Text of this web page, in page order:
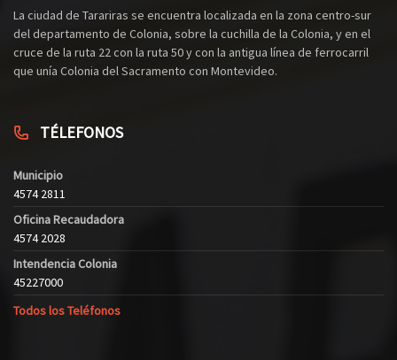
La ciudad de Tarariras se encuentra localizada en la zona centro-sur
del departamento de Colonia, sobre la cuchilla de la Colonia, y en el
cruce de la ruta 22 con la ruta 50 y con la antigua línea de ferrocarril
que unía Colonia del Sacramento con Montevideo.
TÉLEFONOS
Municipio
4574 2811
Oficina Recaudadora
4574 2028
Intendencia Colonia
45227000
Todos los Teléfonos